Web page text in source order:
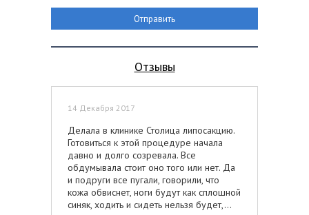
Отзывы
14 Декабря 2017
Делала в клинике Столица липосакцию.
Готовиться к этой процедуре начала
давно и долго созревала. Все
обдумывала стоит оно того или нет. Да
и подруги все пугали, говорили, что
кожа обвиснет, ноги будут как сплошной
синяк, ходить и сидеть нельзя будет,...